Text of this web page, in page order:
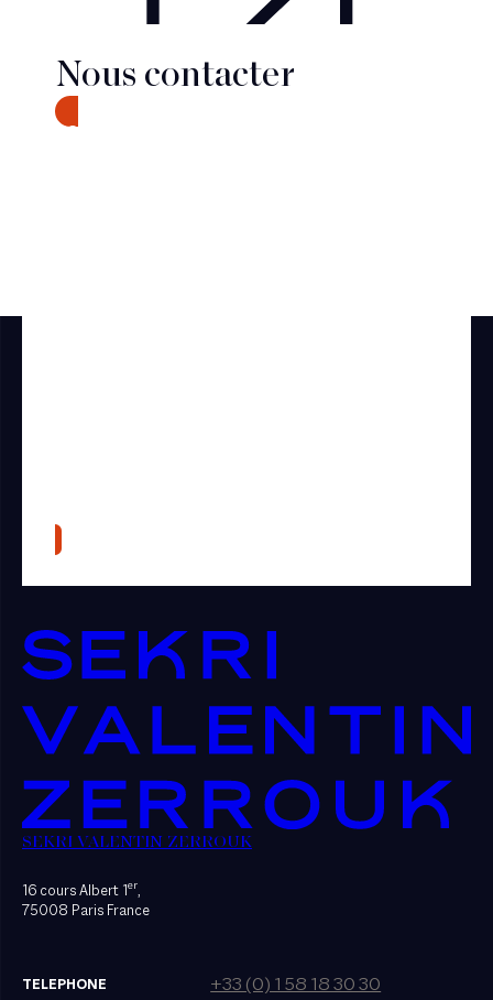
Nous contacter
SEKRI VALENTIN ZERROUK
16 cours Albert 1er,
75008 Paris France
TELEPHONE +33 (0) 1 58 18 30 30